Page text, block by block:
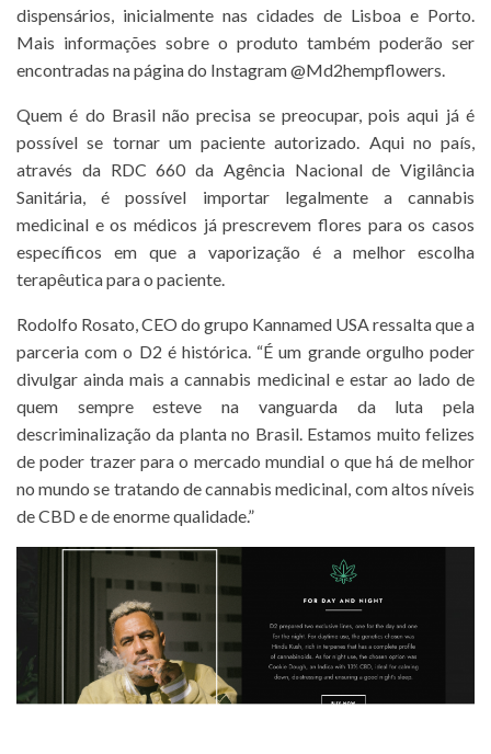
dispensários, inicialmente nas cidades de Lisboa e Porto.
Mais informações sobre o produto também poderão ser
encontradas na página do Instagram @Md2hempflowers.
Quem é do Brasil não precisa se preocupar, pois aqui já é
possível se tornar um paciente autorizado. Aqui no país,
através da RDC 660 da Agência Nacional de Vigilância
Sanitária, é possível importar legalmente a cannabis
medicinal e os médicos já prescrevem flores para os casos
específicos em que a vaporização é a melhor escolha
terapêutica para o paciente.
Rodolfo Rosato, CEO do grupo Kannamed USA ressalta que a
parceria com o D2 é histórica. “É um grande orgulho poder
divulgar ainda mais a cannabis medicinal e estar ao lado de
quem sempre esteve na vanguarda da luta pela
descriminalização da planta no Brasil. Estamos muito felizes
de poder trazer para o mercado mundial o que há de melhor
no mundo se tratando de cannabis medicinal, com altos níveis
de CBD e de enorme qualidade.”